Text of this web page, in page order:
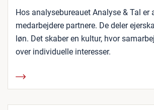
Hos analysebureauet Analyse & Tal er
medarbejdere partnere. De deler
løn. Det skaber en kultur, hvor
over individuelle interesser.